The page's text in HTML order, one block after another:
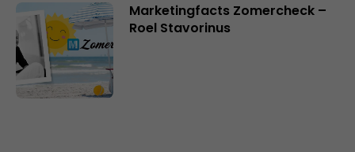
Marketingfacts Zomercheck –
Roel Stavorinus